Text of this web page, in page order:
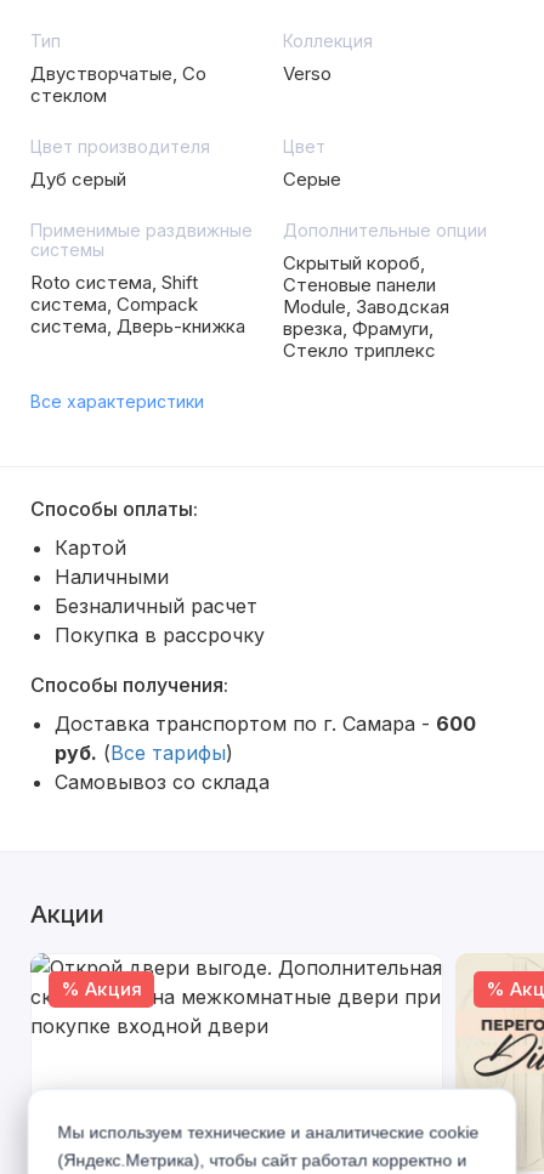
Тип
Двустворчатые, Со
стеклом
Коллекция
Verso
Цвет производителя
Дуб серый
Цвет
Серые
Применимые раздвижные
системы
Roto система, Shift
система, Compack
система, Дверь-книжка
Дополнительные опции
Скрытый короб,
Стеновые панели
Module, Заводская
врезка, Фрамуги,
Стекло триплекс
Все характеристики
Способы оплаты:
Картой
Наличными
Безналичный расчет
Покупка в рассрочку
Способы получения:
Доставка транспортом по г. Самара - 600
руб. (Все тарифы)
Самовывоз со склада
Акции
% Акция %
Мы используем технические и аналитические cookie
(Яндекс.Метрика), чтобы сайт работал корректно и